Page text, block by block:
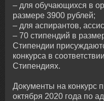
– для обучающихся в
размере 3900 рублей;
– для аспирантов,
– 70 стипендий в
Стипендии
конкурса в
Стипендиях.
Документы на конкурс
октября 2020 года по